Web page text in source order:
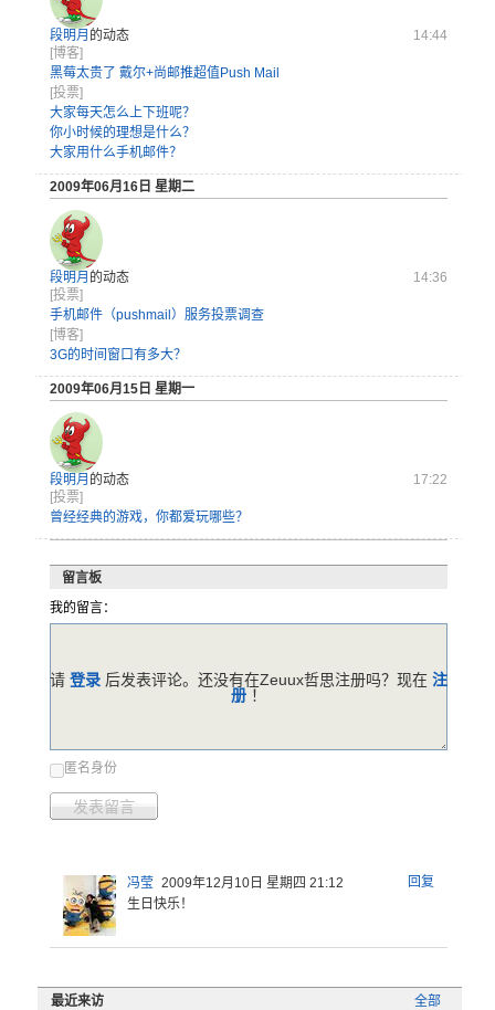
段明月 的动态
14:44
[博客]
黑莓太贵了 戴尔+尚邮推超值Push Mail
[投票]
大家每天怎么上下班呢？
你小时候的理想是什么？
大家用什么手机邮件？
2009年06月16日 星期二
段明月 的动态
14:36
[投票]
手机邮件（pushmail）服务投票调查
[博客]
3G的时间窗口有多大？
2009年06月15日 星期一
段明月 的动态
17:22
[投票]
曾经经典的游戏，你都爱玩哪些？
留言板
我的留言：
匿名身份
发表留言
请 登录 后发表评论。还没有在Zeuux哲思注册吗？现在 注
册 ！
回复
冯莹 2009年12月10日 星期四 21:12
生日快乐！
全部
最近来访